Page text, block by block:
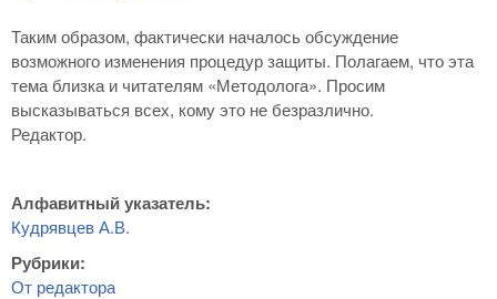
Таким образом, фактически началось обсуждение
возможного изменения процедур защиты. Полагаем, что эта
тема близка и читателям «Методолога». Просим
высказываться всех, кому это не безразлично.
Редактор.
Алфавитный указатель:
Кудрявцев А.В.
Рубрики:
От редактора